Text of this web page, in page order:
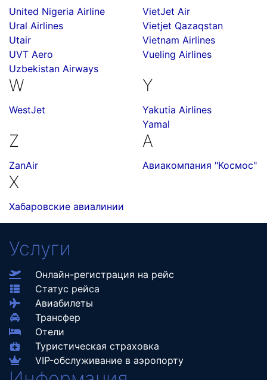
United Nigeria Airline
Ural Airlines
Utair
UVT Aero
Uzbekistan Airways
VietJet Air
Vietjet Qazaqstan
Vietnam Airlines
Vueling Airlines
W
WestJet
Y
Yakutia Airlines
Yamal
Z
ZanAir
А
Авиакомпания "Космос"
Х
Хабаровские авиалинии
Услуги
Онлайн-регистрация на рейс
Статус рейса
Авиабилеты
Трансфер
Отели
Туристическая страховка
VIP-обслуживание в аэропорту